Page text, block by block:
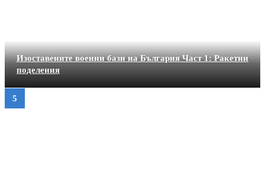
Изоставените военни бази на България Част 1: Ракетни
поделения